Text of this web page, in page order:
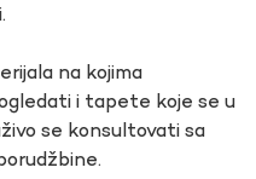
na kojima
i tapete koje se u
se konsultovati sa